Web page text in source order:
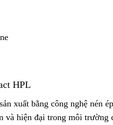
HPL
xuất bằng công nghệ nén
và hiện đại trong môi trường